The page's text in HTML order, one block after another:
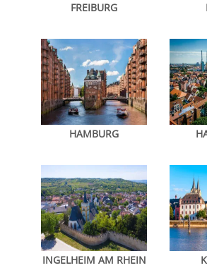
FREIBURG
HAMBURG
INGELHEIM AM RHEIN